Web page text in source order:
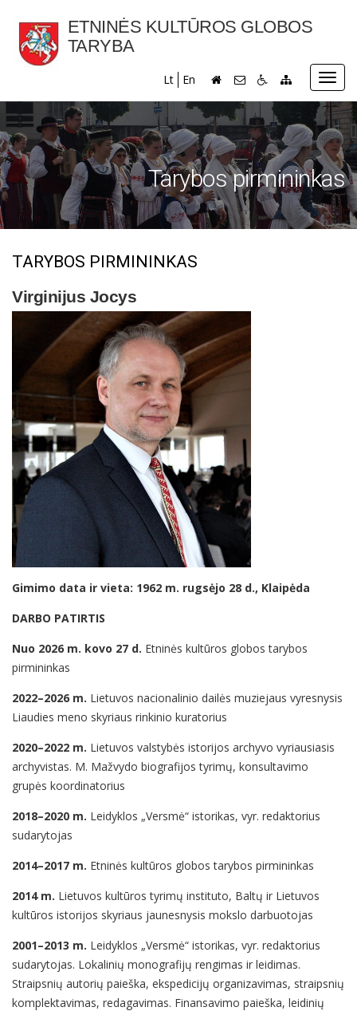
ETNINĖS KULTŪROS GLOBOS
TARYBA
Lt En
Tarybos pirmininkas
TARYBOS PIRMININKAS
Virginijus Jocys
Gimimo data ir vieta: 1962 m. rugsėjo 28 d., Klaipėda
DARBO PATIRTIS
Nuo 2026 m. kovo 27 d. Etninės kultūros globos tarybos
pirmininkas
2022–2026 m. Lietuvos nacionalinio dailės muziejaus vyresnysis
Liaudies meno skyriaus rinkinio kuratorius
2020–2022 m. Lietuvos valstybės istorijos archyvo vyriausiasis
archyvistas. M. Mažvydo biografijos tyrimų, konsultavimo
grupės koordinatorius
2018–2020 m. Leidyklos „Versmė“ istorikas, vyr. redaktorius
sudarytojas
2014–2017 m. Etninės kultūros globos tarybos pirmininkas
2014 m. Lietuvos kultūros tyrimų instituto, Baltų ir Lietuvos
kultūros istorijos skyriaus jaunesnysis mokslo darbuotojas
2001–2013 m. Leidyklos „Versmė“ istorikas, vyr. redaktorius
sudarytojas. Lokalinių monografijų rengimas ir leidimas.
Straipsnių autorių paieška, ekspedicijų organizavimas, straipsnių
komplektavimas, redagavimas. Finansavimo paieška, leidinių